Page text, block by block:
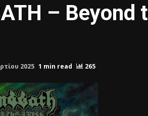
– Beyond
2025 1 min read 265